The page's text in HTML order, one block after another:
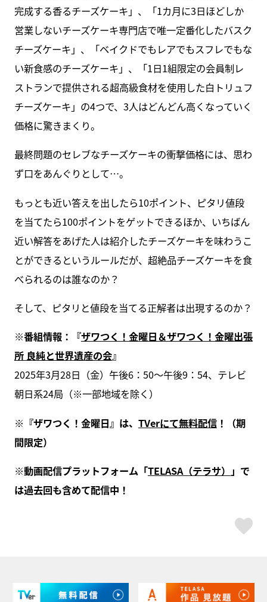
完成する香るチーズケーキ」、「1カ月に3日ほどしか
営業しないチーズケーキ専門店で唯一定番化したバスク
チーズケーキ」、「ベイクドでもレアでもスフレでもな
い新食感のチーズケーキ」、「1日1組限定の会員制レ
ストランで提供される超高級食材を使用した白トリュフ
チーズケーキ」の4つで、3人はどんどん高くなっていく
価格に驚きまくり。
最終問題のセレブなチーズケーキの衝撃価格には、思わ
ず口をあんぐりとして…。
もっとも近い答えを出したら10ポイント、ピタリ値段
を当てたら100ポイントをゲットできるほか、いちばん
近い解答をあげた人は紹介したチーズケーキを味わうこ
とができるというルールだが、超絶品チーズケーキを食
べられるのは誰なのか？
そして、ピタリと値段を当てる正解者は出現するのか？
※番組情報：『ザワつく！金曜日＆ザワつく！金曜出張
所 良純と世界遺産の会』
2025年3月28日（金）午後6：50～午後9：54、テレビ
朝日系24局（※一部地域を除く）
※『ザワつく！金曜日』は、 TVerにて無料配信！（期
間限定）
※動画配信プラットフォーム「TELASA（テラサ） 」で
は過去回も含めて配信中！